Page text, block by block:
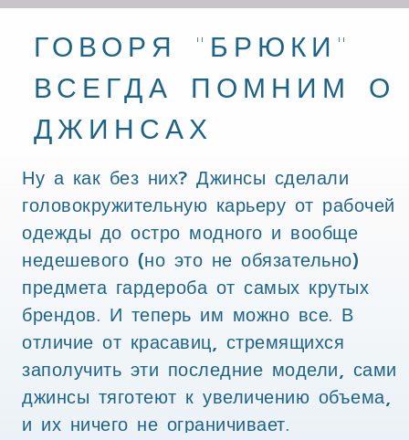
ГОВОРЯ "БРЮКИ"
ВСЕГДА ПОМНИМ О
ДЖИНСАХ
Ну а как без них? Джинсы сделали
головокружительную карьеру от рабочей
одежды до остро модного и вообще
недешевого (но это не обязательно)
предмета гардероба от самых крутых
брендов. И теперь им можно все. В
отличие от красавиц, стремящихся
заполучить эти последние модели, сами
джинсы тяготеют к увеличению объема,
и их ничего не ограничивает.